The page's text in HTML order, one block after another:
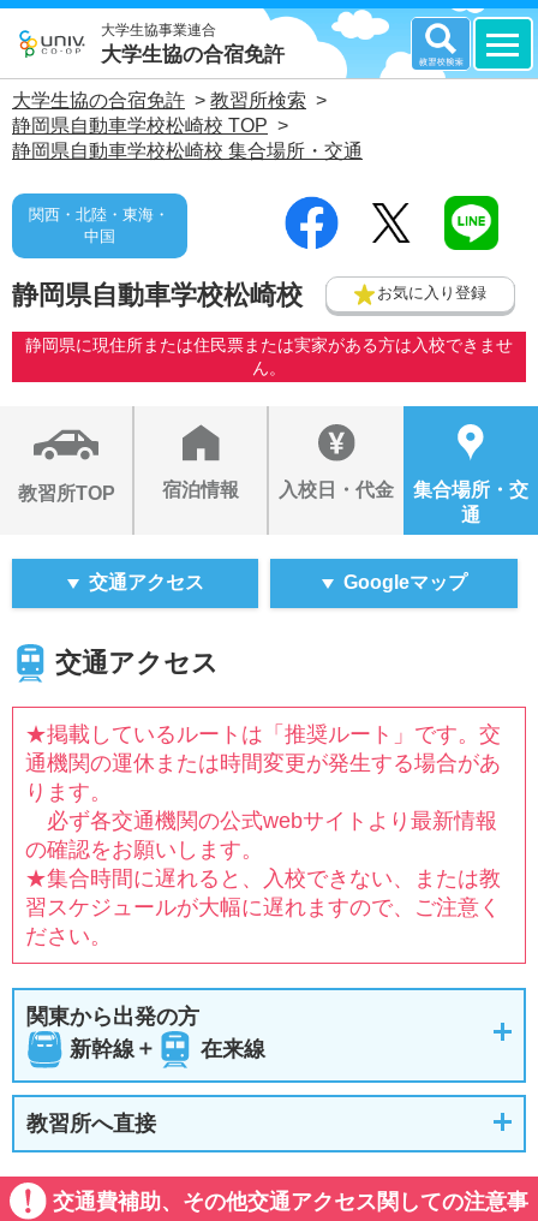
大学生協事業連合
大学生協の合宿免許
大学生協の合宿免許 > 教習所検索 >
静岡県自動車学校松崎校 TOP >
静岡県自動車学校松崎校 集合場所・交通
関西・北陸・東海・
中国
静岡県自動車学校松崎校 お気に入り登録
静岡県に現住所または住民票または実家がある方は入校できませ
ん。
教習所TOP 宿泊情報 入校日・代金
集合場所・交
通
交通アクセス Googleマップ
交通アクセス
★掲載しているルートは「推奨ルート」です。交
通機関の運休または時間変更が発生する場合があ
ります。
必ず各交通機関の公式webサイトより最新情報
の確認をお願いします。
★集合時間に遅れると、入校できない、または教
習スケジュールが大幅に遅れますので、ご注意く
ださい。
関東から出発の方
新幹線 ＋ 在来線
教習所へ直接
交通費補助、その他交通アクセス関しての注意事